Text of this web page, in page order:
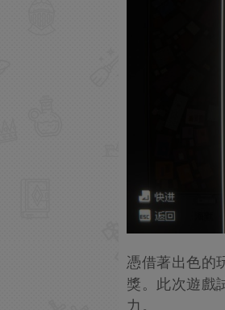
憑借著出色的
獎。此次遊戲
力。